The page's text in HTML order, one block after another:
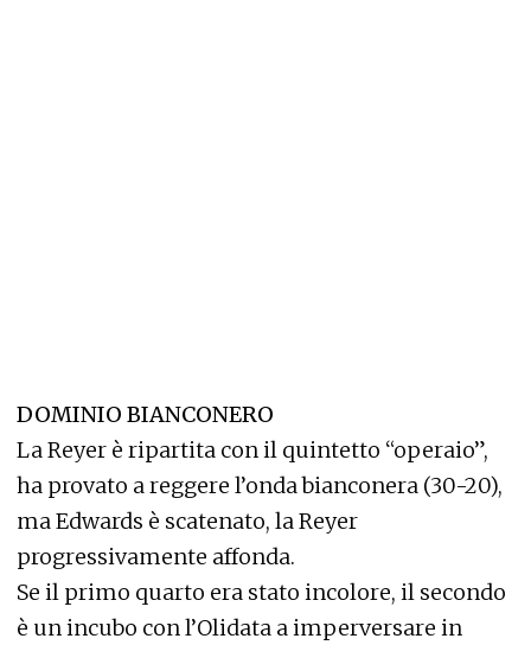
DOMINIO BIANCONERO
La Reyer è ripartita con il quintetto “operaio”,
ha provato a reggere l’onda bianconera (30-20),
ma Edwards è scatenato, la Reyer
progressivamente affonda.
Se il primo quarto era stato incolore, il secondo
è un incubo con l’Olidata a imperversare in